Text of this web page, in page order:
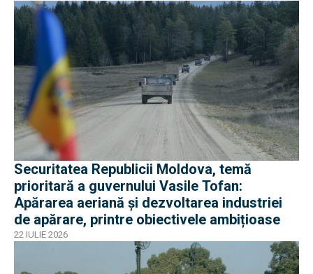
Securitatea Republicii Moldova, temă
prioritară a guvernului Vasile Tofan:
Apărarea aeriană și dezvoltarea industriei
de apărare, printre obiectivele ambițioase
22 IULIE 2026